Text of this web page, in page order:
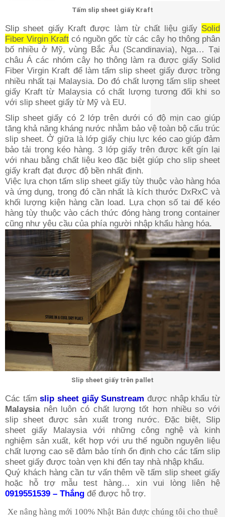
Tấm slip sheet giấy Kraft
Slip sheet giấy Kraft được làm từ chất liệu giấy Solid
Fiber Virgin Kraft có nguồn gốc từ các cây họ thông phân
bố nhiều ở Mỹ, vùng Bắc Âu (Scandinavia), Nga… Tại
châu Á các nhóm cây họ thông làm ra được giấy Solid
Fiber Virgin Kraft để làm tấm slip sheet giấy được trồng
nhiều nhất tại Malaysia. Do đó chất lượng tấm slip sheet
giấy Kraft từ Malaysia có chất lượng tương đối khi so
với slip sheet giấy từ Mỹ và EU.
Slip sheet giấy có 2 lớp trên dưới có độ mịn cao giúp
tăng khả năng kháng nước nhằm bảo vệ toàn bộ cấu trúc
slip sheet. Ở giữa là lớp giấy chịu lực kéo cao giúp đảm
bảo tải trọng kéo hàng. 3 lớp giấy trên được kết gín lại
với nhau bằng chất liệu keo đặc biệt giúp cho slip sheet
giấy kraft đạt được độ bền nhất định.
Việc lựa chọn tấm slip sheet giấy tùy thuộc vào hàng hóa
và ứng dụng, trong đó cần nhất là kích thước DxRxC và
khối lượng kiện hàng cần load. Lựa chọn số tai để kéo
hàng tùy thuộc vào cách thức đóng hàng trong container
cũng như yêu cầu của phía người nhập khẩu hàng hóa.
Slip sheet giấy trên pallet
Các tấmslip sheet giấy Sunstream được nhập khẩu từ
Malaysianên luôn có chất lượng tốt hơn nhiều so với
slip sheet được sản xuất trong nước. Đặc biệt, Slip
sheet giấy Malaysia với những công nghệ và kinh
nghiệm sản xuất, kết hợp với ưu thế nguồn nguyên liệu
chất lượng cao sẽ đảm bảo tính ổn định cho các tấm slip
sheet giấy được toàn vẹn khi đến tay nhà nhập khẩu.
Quý khách hàng cần tư vấn thêm về tấm slip sheet giấy
hoặc hỗ trợ mẫu test hàng… xin vui lòng liên hệ
0919551539 – Thắng để được hỗ trợ.
Xe nâng hàng mới 100% Nhật Bản được chúng tôi cho thuê